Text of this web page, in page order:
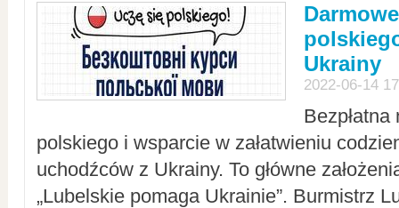
Ukrainy
2022-06-14
polskiego i wsparcie w załatwieniu
uchodźców z Ukrainy. To główne
„Lubelskie pomaga Ukrainie”. Burmistrz